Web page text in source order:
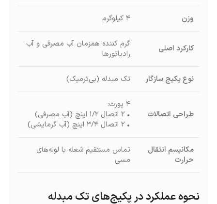
وزن ۴ کیلوگرم
کارکرد اصلی
گرم‌ کننده همزمان آب مصرفی و آب
رادیاتورها
نوع پکیج سازگار تک‌ مبدله (بی‌ترمیک)
طراحی اتصالات
۴ پورت:
• ۲ اتصال ۱/۲ اینچ (آب مصرفی)
• ۲ اتصال ۳/۴ اینچ (آب گرمایشی)
مکانیسم انتقال
حرارت
تماس مستقیم شعله با لوله‌های
مسی
نحوه عملکرد در پکیج‌های تک‌ مبدله